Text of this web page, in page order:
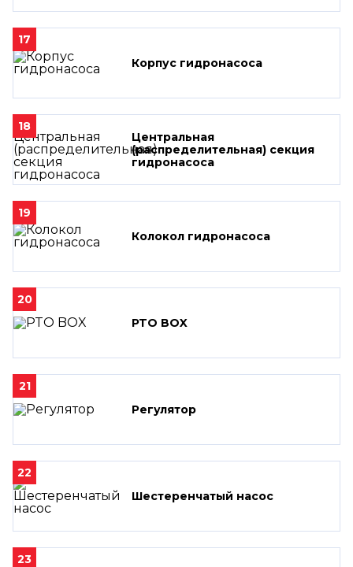
17
Корпус гидронасоса
18
Центральная
(распределительная) секция
гидронасоса
19
Колокол гидронасоса
20
PTO BOX
21
Регулятор
22
Шестеренчатый насос
23